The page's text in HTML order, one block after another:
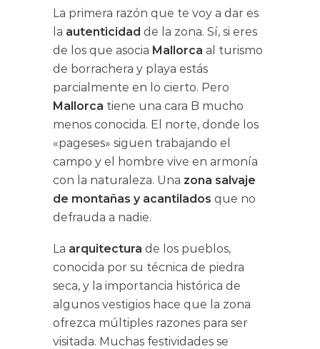
La primera razón que te voy a dar es
la autenticidad de la zona. Sí, si eres
de los que asocia Mallorca al turismo
de borrachera y playa estás
parcialmente en lo cierto. Pero
Mallorca tiene una cara B mucho
menos conocida. El norte, donde los
«pageses» siguen trabajando el
campo y el hombre vive en armonía
con la naturaleza. Una zona salvaje
de montañas y acantilados que no
defrauda a nadie.
La arquitectura de los pueblos,
conocida por su técnica de piedra
seca, y la importancia histórica de
algunos vestigios hace que la zona
ofrezca múltiples razones para ser
visitada. Muchas festividades se